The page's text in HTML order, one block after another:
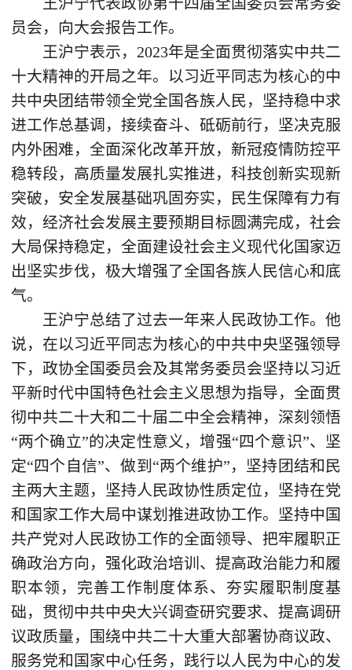
员会，向大会报告工作。
王沪宁表示，2023年是全面贯彻落实中共二
十大精神的开局之年。以习近平同志为核心的中
共中央团结带领全党全国各族人民，坚持稳中求
进工作总基调，接续奋斗、砥砺前行，坚决克服
内外困难，全面深化改革开放，新冠疫情防控平
稳转段，高质量发展扎实推进，科技创新实现新
突破，安全发展基础巩固夯实，民生保障有力有
效，经济社会发展主要预期目标圆满完成，社会
大局保持稳定，全面建设社会主义现代化国家迈
出坚实步伐，极大增强了全国各族人民信心和底
气。
王沪宁总结了过去一年来人民政协工作。他
说，在以习近平同志为核心的中共中央坚强领导
下，政协全国委员会及其常务委员会坚持以习近
平新时代中国特色社会主义思想为指导，全面贯
彻中共二十大和二十届二中全会精神，深刻领悟
“两个确立”的决定性意义，增强“四个意识”、坚
定“四个自信”、做到“两个维护”，坚持团结和民
主两大主题，坚持人民政协性质定位，坚持在党
和国家工作大局中谋划推进政协工作。坚持中国
共产党对人民政协工作的全面领导、把牢履职正
确政治方向，强化政治培训、提高政治能力和履
职本领，完善工作制度体系、夯实履职制度基
础，贯彻中共中央大兴调查研究要求、提高调研
议政质量，围绕中共二十大重大部署协商议政、
服务党和国家中心任务，践行以人民为中心的发